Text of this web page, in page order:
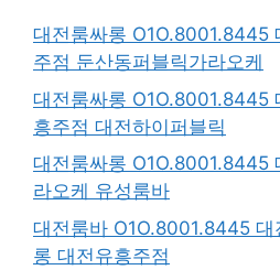
대전룸싸롱 O1O.8001.8445
주점 둔산동퍼블릭가라오케
대전룸싸롱 O1O.8001.8445
흥주점 대전하이퍼블릭
대전룸싸롱 O1O.8001.8445
라오케 유성룸바
대전룸바 O1O.8001.8445
롱 대전유흥주점